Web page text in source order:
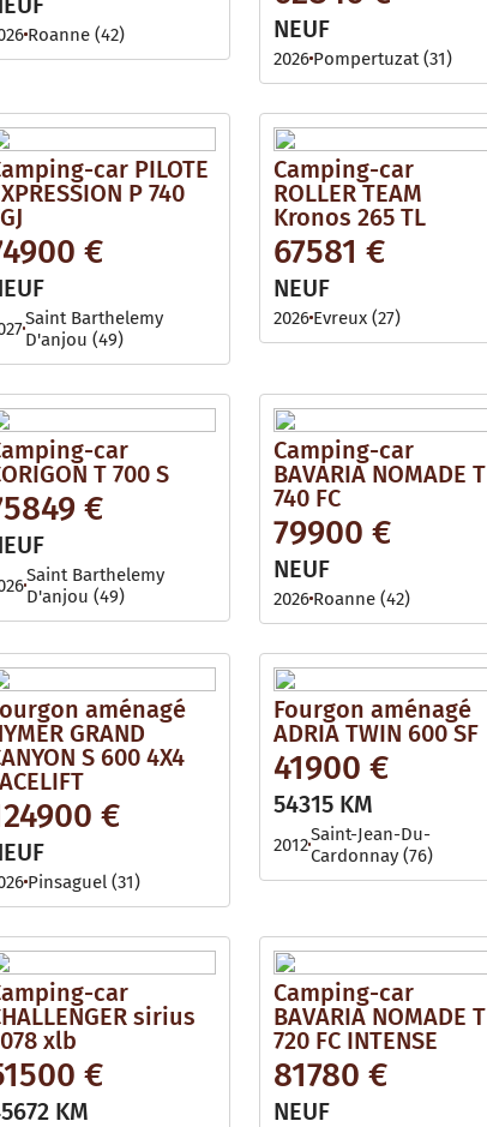
Roanne (42) NEUF
2026 Pompertuzat (31)
car PILOTE
P 740
€
Saint Barthelemy
D'anjou (49)
Camping-car
ROLLER TEAM
Kronos 265 TL
67581 €
NEUF
2026 Evreux (27)
car
T 700 S
€
Saint Barthelemy
D'anjou (49)
Camping-car
BAVARIA NOMADE T
740 FC
79900 €
NEUF
2026 Roanne (42)
aménagé
GRAND
S 600 4X4
€
Pinsaguel (31)
Fourgon aménagé
ADRIA TWIN 600 SF
41900 €
54315 KM
2012Saint-Jean-Du-
Cardonnay (76)
car
sirius
xlb
€
KM
Camping-car
BAVARIA NOMADE T
720 FC INTENSE
81780 €
NEUF